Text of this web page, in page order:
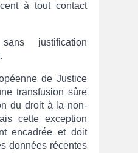
à tout contact
justification
de Justice
transfusion sûre
du droit à la non-
cette exception
encadrée et doit
données récentes